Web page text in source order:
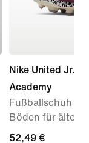
Nike United Jr.
Academy
Fußballschuh
Böden für ältere
current
52,49 €